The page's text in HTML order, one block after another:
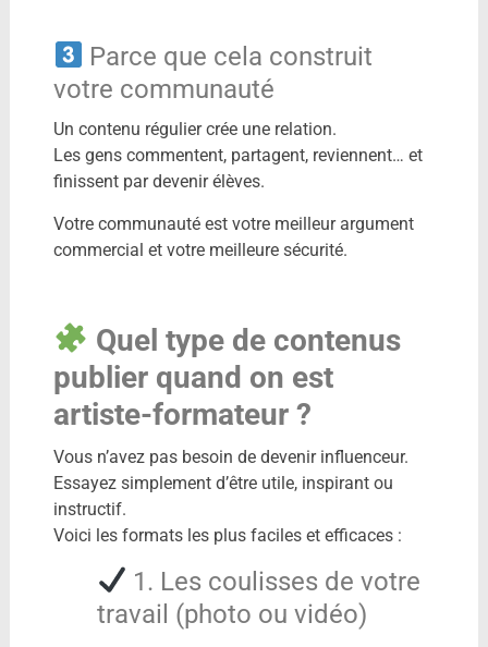
Parce que cela construit
votre communauté
Un contenu régulier crée une relation.
Les gens commentent, partagent, reviennent… et
finissent par devenir élèves.
Votre communauté est votre meilleur argument
commercial et votre meilleure sécurité.
Quel type de contenus
publier quand on est
artiste-formateur ?
Vous n’avez pas besoin de devenir influenceur.
Essayez simplement d’être utile, inspirant ou
instructif.
Voici les formats les plus faciles et efficaces :
1. Les coulisses de votre
travail (photo ou vidéo)